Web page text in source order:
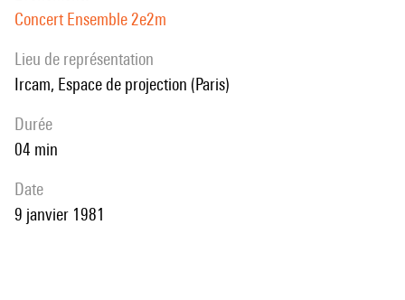
Concert Ensemble 2e2m
Lieu de représentation
Ircam, Espace de projection (Paris)
durée
04 min
date
9 janvier 1981